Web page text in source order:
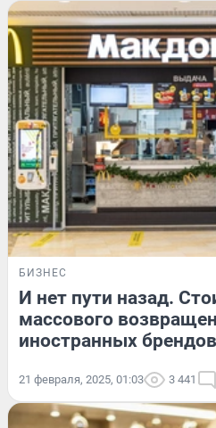
БИЗНЕС
И нет пути назад.
массового
иностранных
21 февраля, 2025, 01:03 3 441